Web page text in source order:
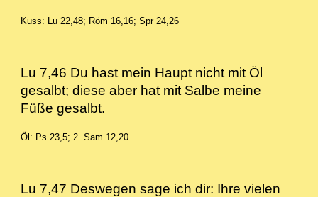
Kuss: Lu 22,48; Röm 16,16; Spr 24,26
Lu 7,46 Du hast mein Haupt nicht mit Öl
gesalbt; diese aber hat mit Salbe meine
Füße gesalbt.
Öl: Ps 23,5; 2. Sam 12,20
Lu 7,47 Deswegen sage ich dir: Ihre vielen